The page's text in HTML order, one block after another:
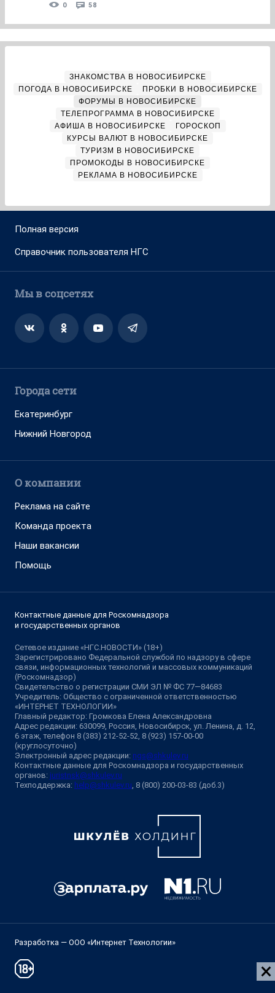
0 58
ЗНАКОМСТВА В НОВОСИБИРСКЕ
ПОГОДА В НОВОСИБИРСКЕ
ПРОБКИ В НОВОСИБИРСКЕ
ФОРУМЫ В НОВОСИБИРСКЕ
ТЕЛЕПРОГРАММА В НОВОСИБИРСКЕ
АФИША В НОВОСИБИРСКЕ
ГОРОСКОП
КУРСЫ ВАЛЮТ В НОВОСИБИРСКЕ
ТУРИЗМ В НОВОСИБИРСКЕ
ПРОМОКОДЫ В НОВОСИБИРСКЕ
РЕКЛАМА В НОВОСИБИРСКЕ
Полная версия
Справочник пользователя НГС
Мы в соцсетях
Города сети
Екатеринбург
Нижний Новгород
О компании
Реклама на сайте
Команда проекта
Наши вакансии
Помощь
Контактные данные для Роскомнадзора
и государственных органов
Сетевое издание «НГС.НОВОСТИ» (18+)
Зарегистрировано Федеральной службой по надзору в сфере
связи, информационных технологий и массовых коммуникаций
(Роскомнадзор)
Свидетельство о регистрации СМИ ЭЛ № ФС 77—84683
Учредитель: Общество с ограниченной ответственностью
«ИНТЕРНЕТ ТЕХНОЛОГИИ»
Главный редактор: Громкова Елена Александровна
Адрес редакции: 630099, Россия, Новосибирск, ул. Ленина, д. 12,
6 этаж, телефон 8 (383) 212-52-52, 8 (923) 157-00-00
(круглосуточно)
Электронный адрес редакции: ngs@shkulev.ru
Контактные данные для Роскомнадзора и государственных
органов: juristnsk@shkulev.ru
Техподдержка: help@shkulev.ru , 8 (800) 200-03-83 (доб.3)
Разработка — ООО «Интернет Технологии»